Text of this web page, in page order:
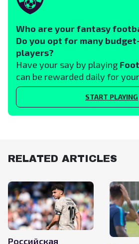
Who are your fantasy
Do you opt for many
players?
Have your say by playing
can be rewarded daily for
START PLAYING
RELATED ARTICLES
Российская